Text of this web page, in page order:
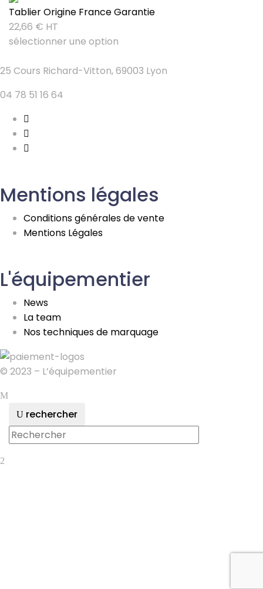
Tablier Origine France Garantie
22,66 € HT
sélectionner une option
25 Cours Richard-Vitton, 69003 Lyon
04 78 51 16 64
Mentions légales
Conditions générales de vente
Mentions Légales
L'équipementier
News
La team
Nos techniques de marquage
© 2023 – L’équipementier
rechercher